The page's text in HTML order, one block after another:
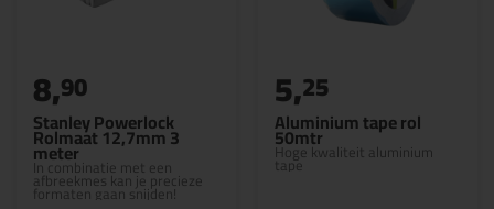
Stanley Powerlock
Rolmaat 12,7mm 3
meter
In combinatie met een
afbreekmes kan je precieze
formaten gaan snijden!
8,90
Aluminium tape rol
50mtr
Hoge kwaliteit aluminium
tape
5,25